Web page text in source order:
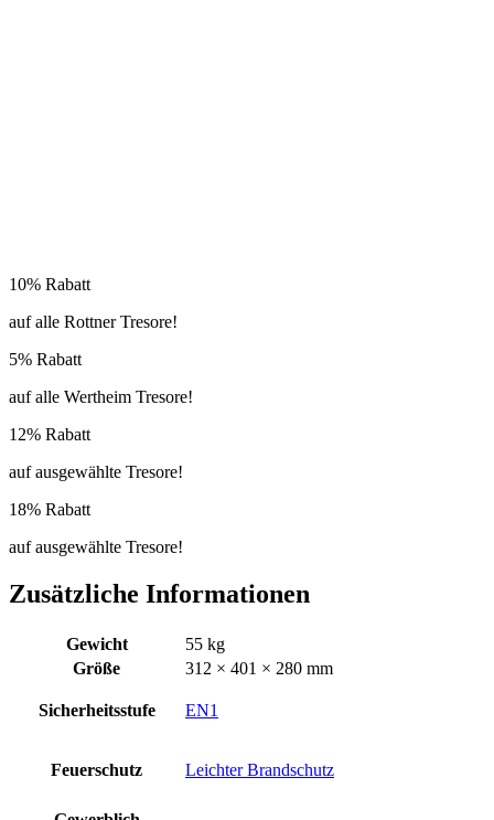
10% Rabatt
auf alle Rottner Tresore!
5% Rabatt
auf alle Wertheim Tresore!
12% Rabatt
auf ausgewählte Tresore!
18% Rabatt
auf ausgewählte Tresore!
Zusätzliche Informationen
Gewicht
55 kg
Größe
312 × 401 × 280 mm
Sicherheitsstufe EN1
Feuerschutz Leichter Brandschutz